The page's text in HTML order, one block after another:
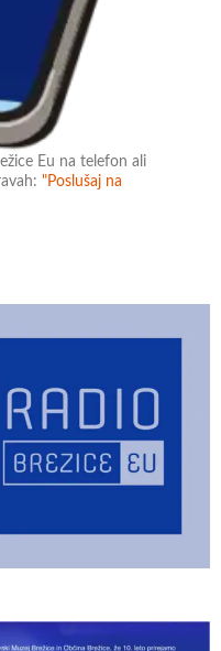
Eu na telefon ali
"Poslušaj na